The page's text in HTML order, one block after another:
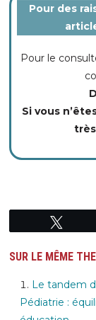
Pour des
Pour le
Si vous
SUR LE MÊME
Le tandem
Pédiatrie :